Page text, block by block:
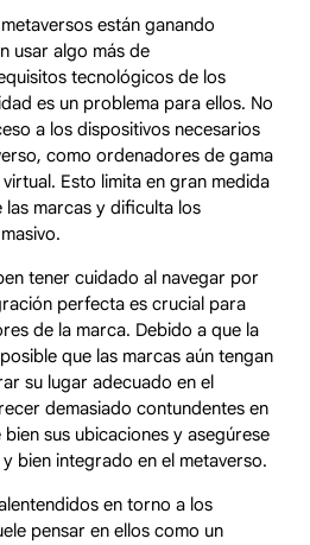
están ganando
usar algo más de
tecnológicos de los
es un problema para ellos. No
a los dispositivos necesarios
como ordenadores de gama
Esto limita en gran medida
marcas y dificulta los
tener cuidado al navegar por
perfecta es crucial para
de la marca. Debido a que la
que las marcas aún tengan
su lugar adecuado en el
demasiado contundentes en
bien sus ubicaciones y asegúrese
bien integrado en el metaverso.
en torno a los
pensar en ellos como un